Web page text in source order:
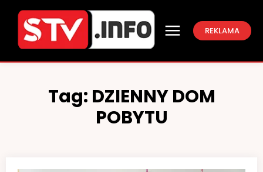
REKLAMA
Tag: DZIENNY DOM
POBYTU